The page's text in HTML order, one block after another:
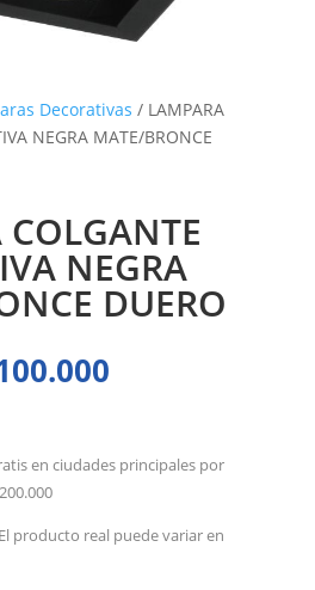
Decorativas / LAMPARA
NEGRA MATE/BRONCE
NEGRA
DUERO
El
es:
$100.000.
en ciudades principales por
producto real puede variar en